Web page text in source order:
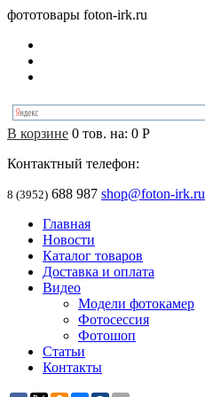
фототовары foton-irk.ru
В корзине 0 тов. на: 0 Р
Контактный телефон:
8 (3952) 688 987 shop@foton-irk.ru
Главная
Новости
Каталог товаров
Доставка и оплата
Видео
Модели фотокамер
Фотосессия
Фотошоп
Статьи
Контакты